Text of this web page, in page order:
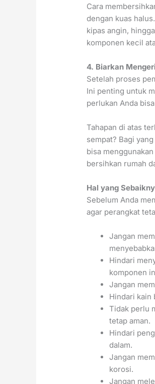
Cara
dengan kuas
kipas angin,
komponen kecil
4. Biarkan
Setelah proses
Ini penting untuk
perlukan Anda
Tahapan di atas
sempat? Bagi
bisa menggunakan
bersihkan rumah
Hal yang
Sebelum Anda
agar perangkat
Jangan
Hindari
komponen
Jangan
Hindari kain
Tidak perlu
tetap aman.
Hindari
dalam.
Jangan
korosi.
Jangan